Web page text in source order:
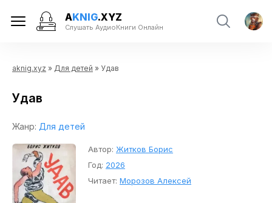
AKNIG.XYZ
Слушать АудиоКниги Онлайн
aknig.xyz » Для детей » Удав
Удав
Жанр: Для детей
Автор: Житков Борис
Год: 2026
Читает: Морозов Алексей